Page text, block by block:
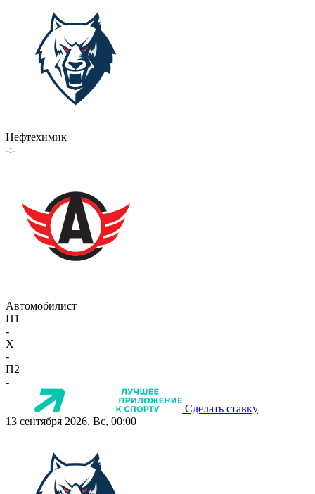
Нефтехимик
-:-
Автомобилист
П1
-
X
-
П2
-
Сделать ставку
13 сентября 2026, Вс, 00:00